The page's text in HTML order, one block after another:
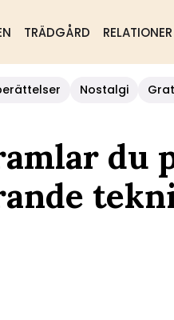
TRÄDGÅRD RELATIONER
Nostalgi
du